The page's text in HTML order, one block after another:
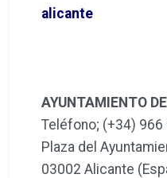
alicante
AYUNTAMIENTO
Teléfono; (+34) 966
Plaza del
03002 Alicante